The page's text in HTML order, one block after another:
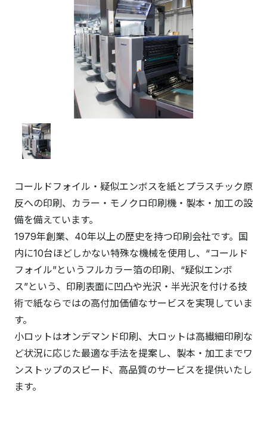
コールドフォイル・疑似エンボスを紙とプラスチック原
反への印刷、カラー・モノクロ印刷機・製本・加工の設
備を備えています。
1979年創業、40年以上の歴史を持つ印刷会社です。国
内に10台ほどしかない特殊な機械を使用し、“コールド
フォイル”というフルカラー箔の印刷、“疑似エンボ
ス”という、印刷表面に凹凸や光沢・半光沢を付ける技
術で紙ならではの高付加価値なサービスを実現していま
す。
小ロットはオンデマンド印刷、大ロットは高繊細印刷な
ど状況に応じた最適な手法を提案し、製本・加工までワ
ンストップのスピード、高品質のサービスを提供いたし
ます。